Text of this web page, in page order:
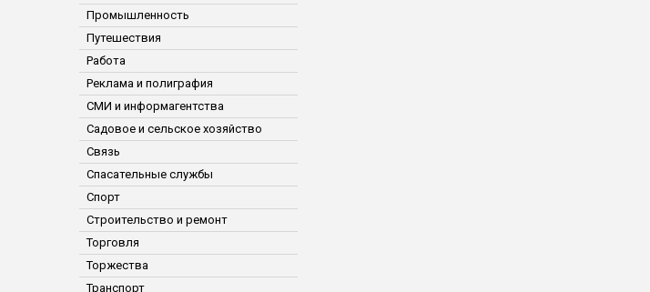
Промышленность
Путешествия
Работа
Реклама и полиграфия
СМИ и информагентства
Садовое и сельское хозяйство
Связь
Спасательные службы
Спорт
Строительство и ремонт
Торговля
Торжества
Транспорт